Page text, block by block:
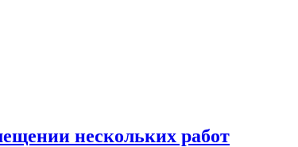
нескольких работ